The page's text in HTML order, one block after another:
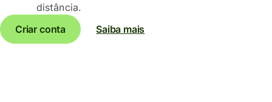
distância.
Criar conta
Saiba mais